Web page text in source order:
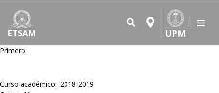
ETSAM UPM
Primero
Curso académico
2018-2019